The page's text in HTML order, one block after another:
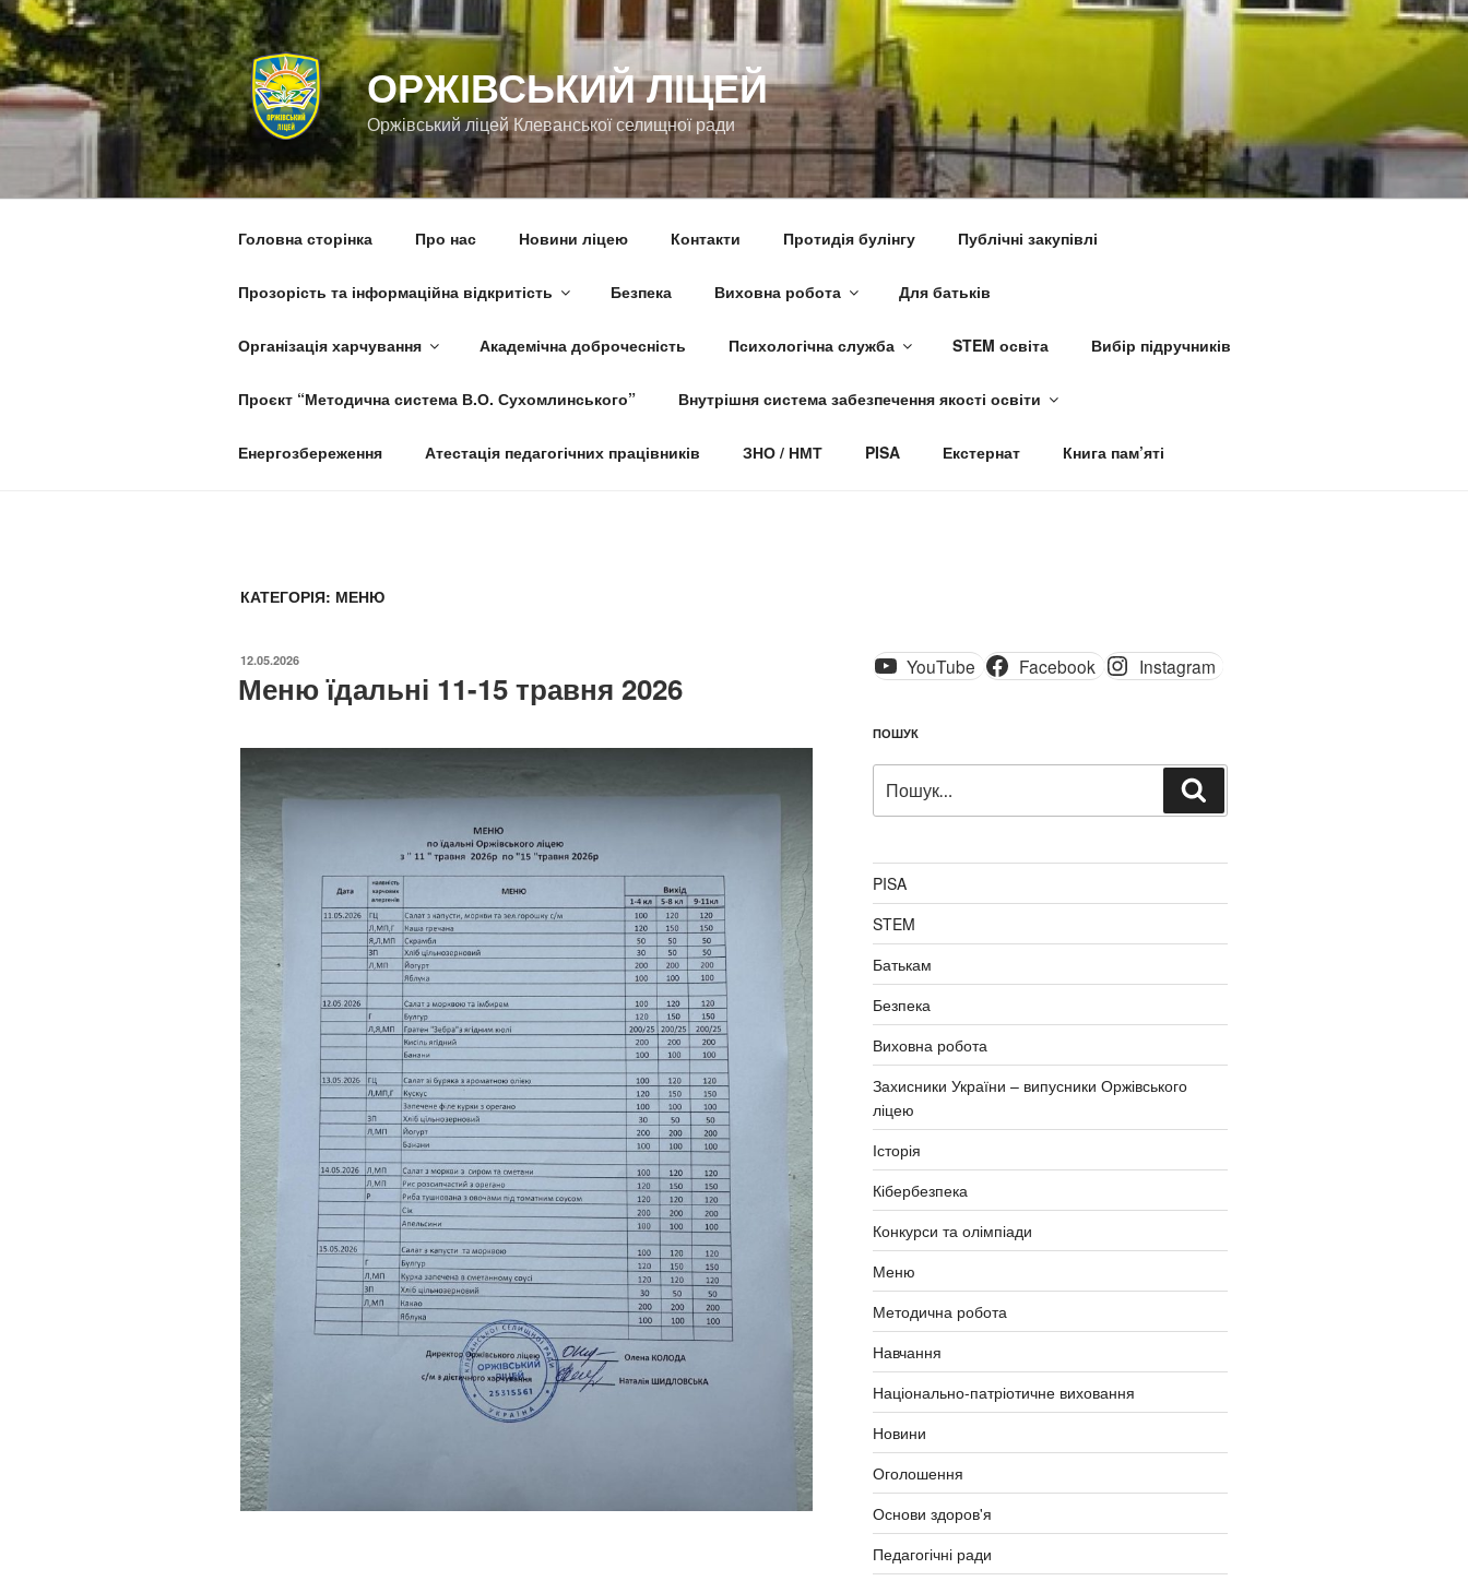
Перейти
до
вмісту
ОРЖІВСЬКИЙ ЛІЦЕЙ
Оржівський ліцей Клеванської селищної ради
Головна сторінка Про нас Новини ліцею Контакти Протидія булінгу Публічні закупівлі
Прозорість та інформаційна відкритість Безпека Виховна робота Для батьків
Організація харчування Академічна доброчесність Психологічна служба STEM освіта Вибір підручників
Проєкт “Методична система В.О. Сухомлинського” Внутрішня система забезпечення якості освіти
Енергозбереження Атестація педагогічних працівників ЗНО / НМТ PISA Екстернат Книга пам’яті
КАТЕГОРІЯ: МЕНЮ
ОПУБЛІКОВАНО
12.05.2026
Меню їдальні 11-15 травня 2026
YouTube Facebook Instagram
ПОШУК
за
запитом:
PISA
STEM
Батькам
Безпека
Виховна робота
Захисники України – випусники Оржівського
ліцею
Історія
Кібербезпека
Конкурси та олімпіади
Меню
Методична робота
Навчання
Національно-патріотичне виховання
Новини
Оголошення
Основи здоров'я
Педагогічні ради